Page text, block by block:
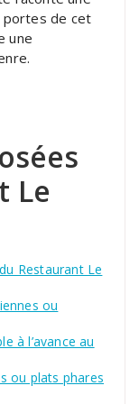
portes de cet
une
Le
Restaurant Le
ou
à l’avance au
ou plats phares